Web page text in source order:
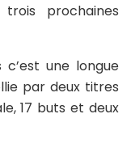
prochaines
c’est une longue
par deux titres
17 buts et deux